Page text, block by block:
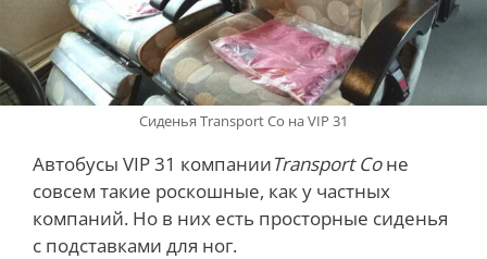
Сиденья Transport Co на VIP 31
Автобусы VIP 31 компанииTransport Coне
совсем такие роскошные, как у частных
компаний. Но в них есть просторные сиденья
с подставками для ног.